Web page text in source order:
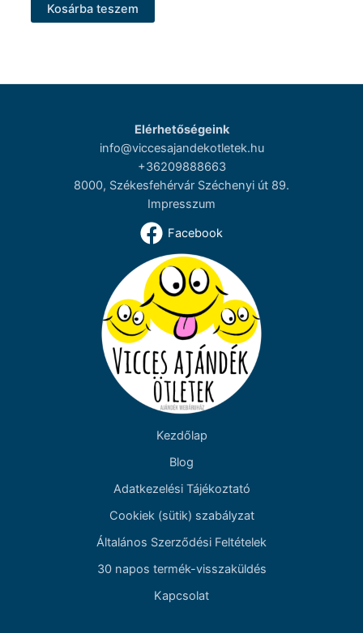
Kosárba teszem
Elérhetőségeink
info@viccesajandekotletek.hu
+36209888663
8000, Székesfehérvár Széchenyi út 89.
Impresszum
Facebook
Kezdőlap
Blog
Adatkezelési Tájékoztató
Cookiek (sütik) szabályzat
Általános Szerződési Feltételek
30 napos termék-visszaküldés
Kapcsolat